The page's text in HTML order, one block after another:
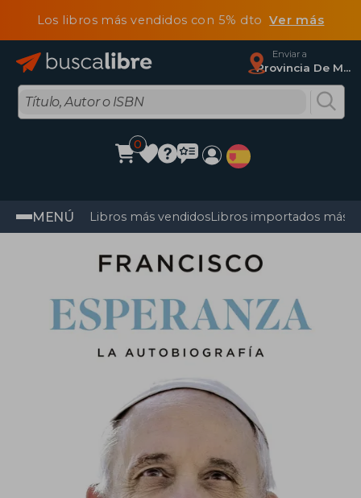
Los libros más vendidos con 5% dtoVer más
Enviar a
Provincia De Madrid
0
MENÚ Libros más vendidosLibros importados más